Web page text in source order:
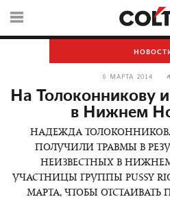
6 МАРТА 2014
На Толоконникову
в Нижнем
НАДЕЖДА
ПОЛУЧИЛИ ТРАВМЫ В
НЕИЗВЕСТНЫХ В
УЧАСТНИЦЫ ГРУППЫ PUSSY
МАРТА, ЧТОБЫ